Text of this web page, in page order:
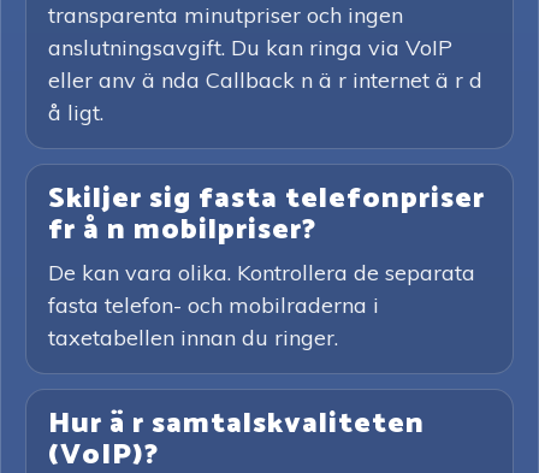
transparenta minutpriser och ingen
anslutningsavgift. Du kan ringa via VoIP
eller anv ä nda Callback n ä r internet ä r d
å ligt.
Skiljer sig fasta telefonpriser
fr å n mobilpriser?
De kan vara olika. Kontrollera de separata
fasta telefon- och mobilraderna i
taxetabellen innan du ringer.
Hur ä r samtalskvaliteten
(VoIP)?